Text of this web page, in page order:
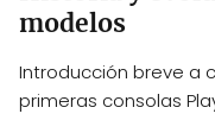
modelos
Introducción breve a
primeras consolas